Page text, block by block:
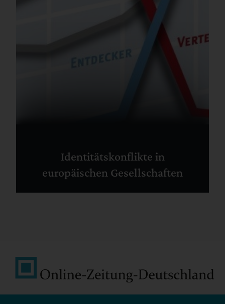
Identitätskonflikte in
europäischen Gesellschaften